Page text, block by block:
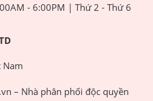
- 6:00PM | Thứ 2 - Thứ 6
Nam
– Nhà phân phối độc quyền